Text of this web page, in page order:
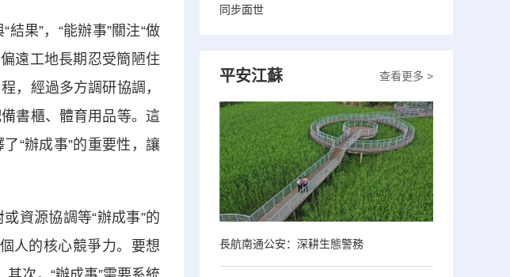
果”，“能辦事”關注“做
遠工地長期忍受簡陋住
，經過多方調研協調，
書櫃、體育用品等。這
“辦成事”的重要性，讓
資源協調等“辦成事”的
人的核心競爭力。要想
同步面世
查看更多 >
平安江蘇
長航南通公安：深耕生態警務